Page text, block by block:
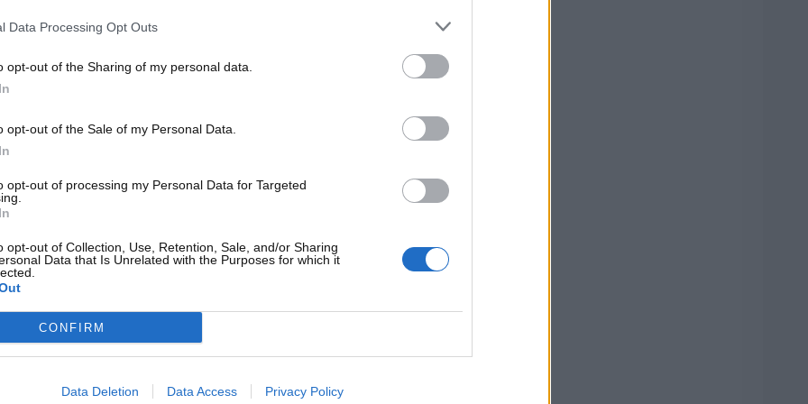
Data Processing Opt Outs
opt-out of the Sharing of my personal data.
opt-out of the Sale of my Personal Data.
opt-out of processing my Personal Data for Targeted
opt-out of Collection, Use, Retention, Sale, and/or Sharing
Data that Is Unrelated with the Purposes for which it
CONFIRM
Data Deletion Data Access Privacy Policy
nero che incornicia il parabrezza e il lunotto posteriore,